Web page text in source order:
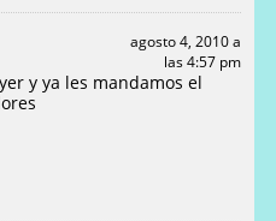
agosto 4, 2010 a
las 4:57 pm
y ya les mandamos el